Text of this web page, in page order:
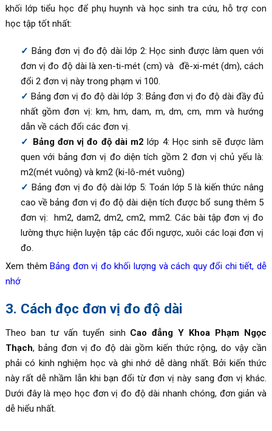
khối lớp tiểu học để phụ huynh và học sinh tra cứu, hỗ trợ con
học tập tốt nhất:
Bảng đơn vị đo độ dài lớp 2: Học sinh được làm quen với
đơn vị đo độ dài là xen-ti-mét (cm) và đề-xi-mét (dm), cách
đổi 2 đơn vị này trong phạm vi 100.
Bảng đơn vị đo độ dài lớp 3: Bảng đơn vị đo độ dài đầy đủ
nhất gồm đơn vị: km, hm, dam, m, dm, cm, mm và hướng
dẫn về cách đổi các đơn vị.
Bảng đơn vị đo độ dài m2 lớp 4: Học sinh sẽ được làm
quen với bảng đơn vị đo diện tích gồm 2 đơn vị chủ yếu là:
m2(mét vuông) và km2 (ki-lô-mét vuông)
Bảng đơn vị đo độ dài lớp 5: Toán lớp 5 là kiến thức nâng
cao về bảng đơn vị đo độ dài diện tích được bổ sung thêm 5
đơn vị: hm2, dam2, dm2, cm2, mm2. Các bài tập đơn vị đo
lường thực hiện luyện tập các đổi ngược, xuôi các loại đơn vị
đo.
Xem thêmBảng đơn vị đo khối lượng và cách quy đổi chi tiết, dễ
nhớ
3. Cách đọc đơn vị đo độ dài
Theo ban tư vấn tuyển sinh Cao đẳng Y Khoa Phạm Ngọc
Thạch, bảng đơn vị đo độ dài gồm kiến thức rộng, do vậy cần
phải có kinh nghiệm học và ghi nhớ dễ dàng nhất. Bởi kiến thức
này rất dễ nhầm lẫn khi bạn đổi từ đơn vị này sang đơn vị khác.
Dưới đây là mẹo học đơn vị đo độ dài nhanh chóng, đơn giản và
dễ hiểu nhất.